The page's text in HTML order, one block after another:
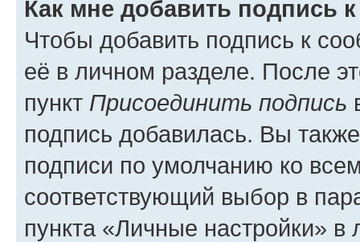
Как мне добавить подпись
Чтобы добавить подпись к
её в личном разделе. После
пункт Присоединить подпись
подпись добавилась. Вы
подписи по умолчанию ко
соответствующий выбор в
пункта «Личные настройки»